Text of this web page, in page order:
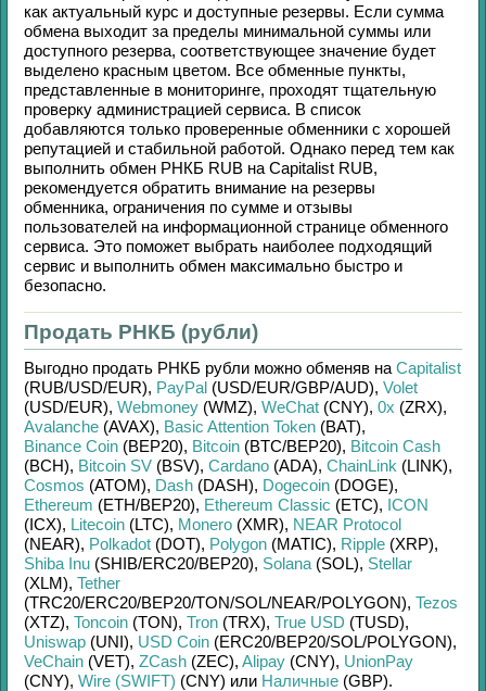
как актуальный курс и доступные резервы. Если сумма
обмена выходит за пределы минимальной суммы или
доступного резерва, соответствующее значение будет
выделено красным цветом. Все обменные пункты,
представленные в мониторинге, проходят тщательную
проверку администрацией сервиса. В список
добавляются только проверенные обменники с хорошей
репутацией и стабильной работой. Однако перед тем как
выполнить обмен РНКБ RUB на Capitalist RUB,
рекомендуется обратить внимание на резервы
обменника, ограничения по сумме и отзывы
пользователей на информационной странице обменного
сервиса. Это поможет выбрать наиболее подходящий
сервис и выполнить обмен максимально быстро и
безопасно.
Продать РНКБ (рубли)
Выгодно продать РНКБ рубли можно обменяв на Capitalist
(RUB/USD/EUR), PayPal (USD/EUR/GBP/AUD), Volet
(USD/EUR), Webmoney (WMZ), WeChat (CNY), 0x (ZRX),
Avalanche (AVAX), Basic Attention Token (BAT),
Binance Coin (BEP20), Bitcoin (BTC/BEP20), Bitcoin Cash
(BCH), Bitcoin SV (BSV), Cardano (ADA), ChainLink (LINK),
Cosmos (ATOM), Dash (DASH), Dogecoin (DOGE),
Ethereum (ETH/BEP20), Ethereum Classic (ETC), ICON
(ICX), Litecoin (LTC), Monero (XMR), NEAR Protocol
(NEAR), Polkadot (DOT), Polygon (MATIC), Ripple (XRP),
Shiba Inu (SHIB/ERC20/BEP20), Solana (SOL), Stellar
(XLM), Tether
(TRC20/ERC20/BEP20/TON/SOL/NEAR/POLYGON), Tezos
(XTZ), Toncoin (TON), Tron (TRX), True USD (TUSD),
Uniswap (UNI), USD Coin (ERC20/BEP20/SOL/POLYGON),
VeChain (VET), ZCash (ZEC), Alipay (CNY), UnionPay
(CNY), Wire (SWIFT) (CNY) или Наличные (GBP).